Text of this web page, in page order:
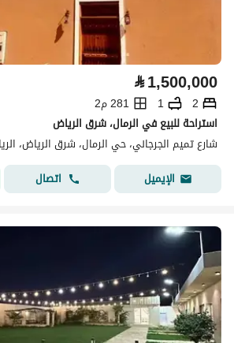
⃁1,500,000
2
1
281 م2
استراحة للبيع في الرمال، شرق الرياض
شارع تميم الجرجاني، حي الرمال، شرق الرياض،
الإيميل
اتصال